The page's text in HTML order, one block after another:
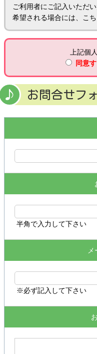
ご利用者にご記入いただ
希望される場合には、こ
上記個
同意
お問合せフ
半角で入力して下さい
※必ず記入して下さい